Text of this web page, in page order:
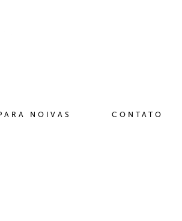
NOIVAS CONTATO